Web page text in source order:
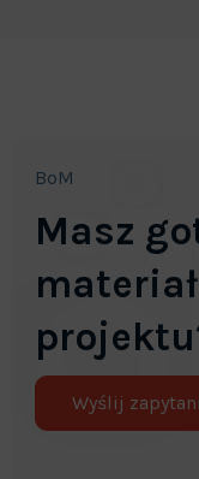
BoM
Masz
Wyślij